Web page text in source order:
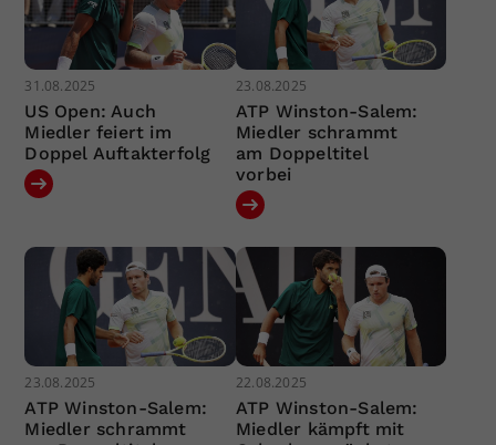
31.08.2025
US Open: Auch
Miedler feiert im
Doppel Auftakterfolg
23.08.2025
ATP Winston-Salem:
Miedler schrammt
am Doppeltitel
vorbei
23.08.2025
ATP Winston-Salem:
Miedler schrammt
22.08.2025
ATP Winston-Salem:
Miedler kämpft mit